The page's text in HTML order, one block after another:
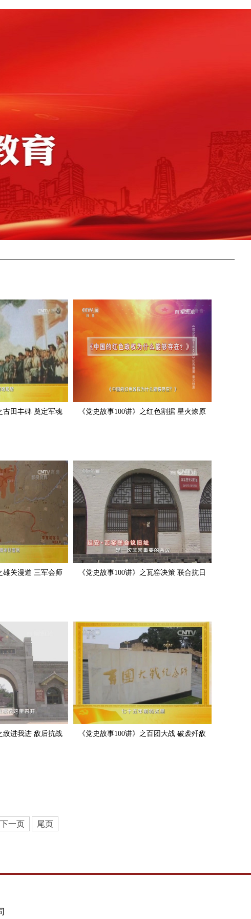
古田丰碑 奠定军魂 《党史故事100讲》之红色割据 星火燎原
雄关漫道 三军会师 《党史故事100讲》之瓦窑决策 联合抗日
敌进我进 敌后抗战 《党史故事100讲》之百团大战 破袭歼敌
下一页 尾页